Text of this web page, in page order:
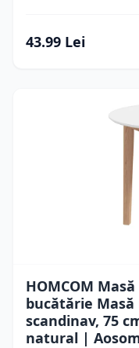
43.99 Lei
HOMCOM
bucătărie
scandinav, 75
natural |